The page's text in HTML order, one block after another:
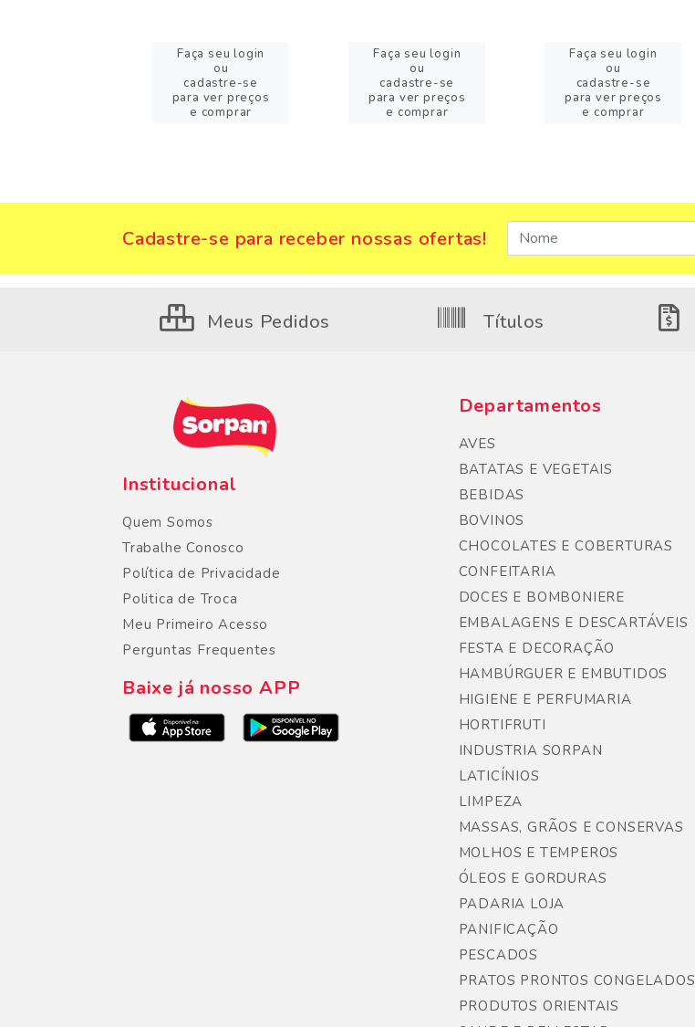
Faça seu login
ou
cadastre-se
para ver preços
e comprar
Faça seu login
ou
cadastre-se
para ver preços
e comprar
Faça seu login
ou
cadastre-se
para ver preços
e comprar
Cadastre-se para receber nossas ofertas!
Meus Pedidos Títulos
Institucional
Quem Somos
Trabalhe Conosco
Política de Privacidade
Politica de Troca
Meu Primeiro Acesso
Perguntas Frequentes
Baixe já nosso APP
Departamentos
AVES
BATATAS E VEGETAIS
BEBIDAS
BOVINOS
CHOCOLATES E COBERTURAS
CONFEITARIA
DOCES E BOMBONIERE
EMBALAGENS E DESCARTÁVEIS
FESTA E DECORAÇÃO
HAMBÚRGUER E EMBUTIDOS
HIGIENE E PERFUMARIA
HORTIFRUTI
INDUSTRIA SORPAN
LATICÍNIOS
LIMPEZA
MASSAS, GRÃOS E CONSERVAS
MOLHOS E TEMPEROS
ÓLEOS E GORDURAS
PADARIA LOJA
PANIFICAÇÃO
PESCADOS
PRATOS PRONTOS CONGELADOS
PRODUTOS ORIENTAIS